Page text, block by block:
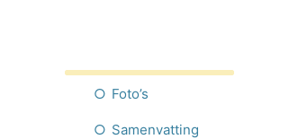
Foto’s
Samenvatting